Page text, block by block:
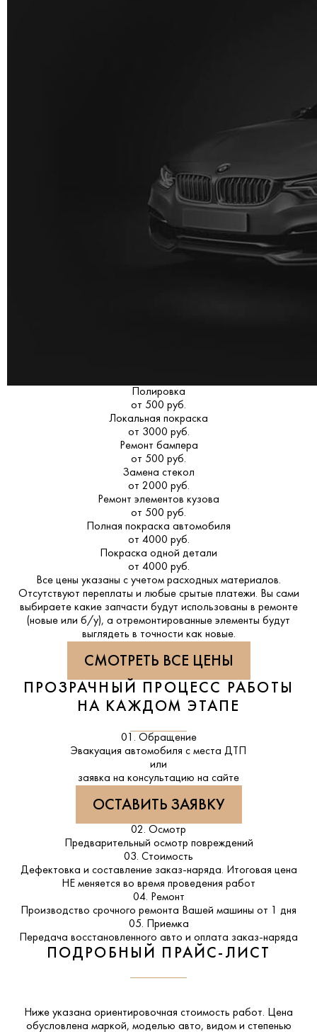
Полировка
от 500 руб.
Локальная покраска
от 3000 руб.
Ремонт бампера
от 500 руб.
Замена стекол
от 2000 руб.
Ремонт элементов кузова
от 500 руб.
Полная покраска автомобиля
от 4000 руб.
Покраска одной детали
от 4000 руб.
Все цены указаны с учетом расходных материалов.
Отсутствуют переплаты и любые срытые платежи. Вы сами
выбираете какие запчасти будут использованы в ремонте
(новые или б/у), а отремонтированные элементы будут
выглядеть в точности как новые.
СМОТРЕТЬ ВСЕ ЦЕНЫ
ПРОЗРАЧНЫЙ ПРОЦЕСС РАБОТЫ
НА КАЖДОМ ЭТАПЕ
01. Обращение
Эвакуация автомобиля с места ДТП
или
заявка на консультацию на сайте
ОСТАВИТЬ ЗАЯВКУ
02. Осмотр
Предварительный осмотр повреждений
03. Стоимость
Дефектовка и составление заказ-наряда. Итоговая цена
НЕ меняется во время проведения работ
04. Ремонт
Производство срочного ремонта Вашей машины от 1 дня
05. Приемка
Передача восстановленного авто и оплата заказ-наряда
ПОДРОБНЫЙ ПРАЙС-ЛИСТ
Ниже указана ориентировочная стоимость работ. Цена
обусловлена маркой, моделью авто, видом и степенью